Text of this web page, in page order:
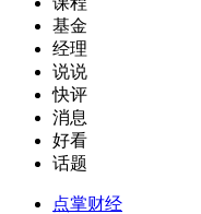
基金
经理
说说
快评
消息
好看
话题
点掌财经